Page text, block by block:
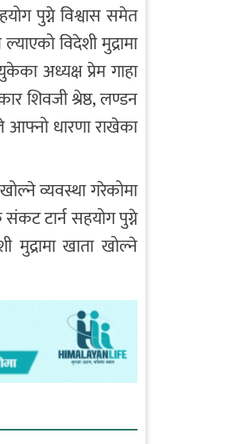
पुग्ने विश्वास समेत
विदेशी मुद्रामा
अध्यक्ष प्रेम गाहा
शिवजी श्रेष्ठ, लण्डन
आफ्नो धारणा राखेका
व्यवस्था गरेकोमा
टार्न सहयोग पुग्ने
मुद्रामा खाता खोल्ने